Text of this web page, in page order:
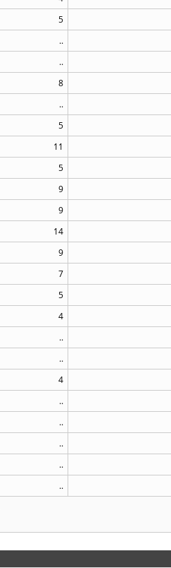
5
..
..
8
..
5
11
5
9
9
14
9
7
5
4
..
..
4
..
..
..
..
..